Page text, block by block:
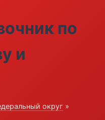
по
и
округ »